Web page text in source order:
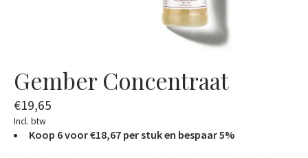
Gember Concentraat
€19,65
Incl. btw
Koop 6 voor €18,67 per stuk en bespaar 5%